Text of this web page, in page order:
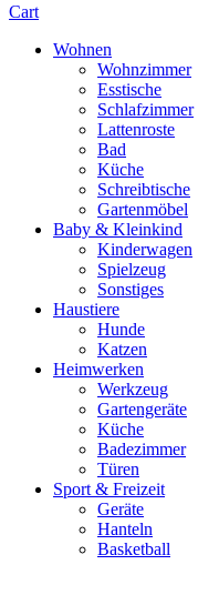
Cart
Wohnen
Wohnzimmer
Esstische
Schlafzimmer
Lattenroste
Bad
Küche
Schreibtische
Gartenmöbel
Baby & Kleinkind
Kinderwagen
Spielzeug
Sonstiges
Haustiere
Hunde
Katzen
Heimwerken
Werkzeug
Gartengeräte
Küche
Badezimmer
Türen
Sport & Freizeit
Geräte
Hanteln
Basketball